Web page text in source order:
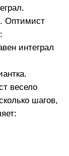
Оптимист
интеграл
весело
шагов,